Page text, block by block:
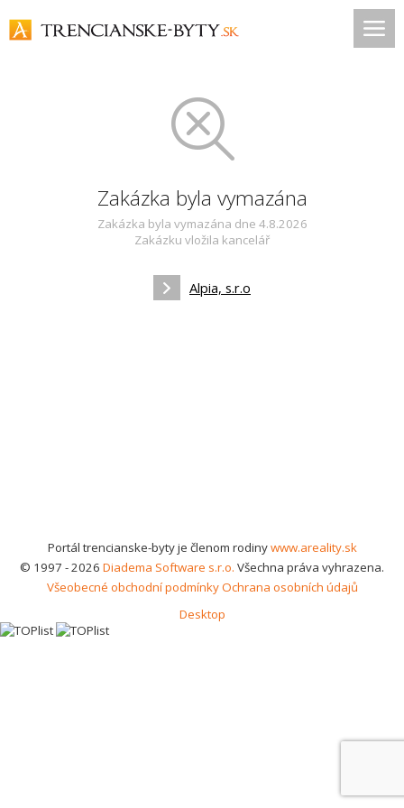
Zakázka byla vymazána
Zakázka byla vymazána dne 4.8.2026
Zakázku vložila kancelář
Alpia, s.r.o
Portál trencianske-byty je členom rodinywww.areality.sk
© 1997 - 2026 Diadema Software s.r.o. Všechna práva vyhrazena.
Všeobecné obchodní podmínkyOchrana osobních údajů
Desktop